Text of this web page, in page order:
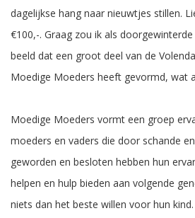
dagelijkse hang naar nieuwtjes stillen.
€100,-. Graag zou ik als
beeld dat een groot deel van de
Moedige Moeders heeft gevormd, wat
Moedige Moeders vormt een groep
moeders en vaders die door schande
geworden en besloten hebben hun
helpen en hulp bieden aan volgende
niets dan het beste willen voor hun kind.